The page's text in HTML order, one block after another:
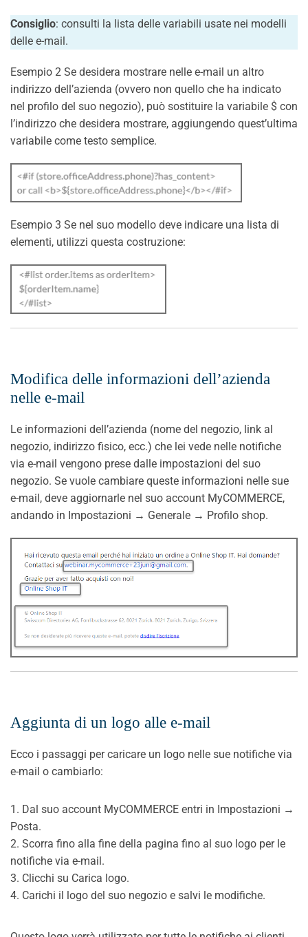
Consiglio: consulti la lista delle variabili usate nei modelli
delle e-mail.
Esempio 2 Se desidera mostrare nelle e-mail un altro
indirizzo dell’azienda (ovvero non quello che ha indicato
nel profilo del suo negozio), può sostituire la variabile $ con
l’indirizzo che desidera mostrare, aggiungendo quest’ultima
variabile come testo semplice.
Esempio 3 Se nel suo modello deve indicare una lista di
elementi, utilizzi questa costruzione:
Modifica delle informazioni dell’azienda
nelle e-mail
Le informazioni dell’azienda (nome del negozio, link al
negozio, indirizzo fisico, ecc.) che lei vede nelle notifiche
via e-mail vengono prese dalle impostazioni del suo
negozio. Se vuole cambiare queste informazioni nelle sue
e-mail, deve aggiornarle nel suo account MyCOMMERCE,
andando in Impostazioni → Generale → Profilo shop.
Aggiunta di un logo alle e-mail
Ecco i passaggi per caricare un logo nelle sue notifiche via
e-mail o cambiarlo:
1. Dal suo account MyCOMMERCE entri in Impostazioni →
Posta.
2. Scorra fino alla fine della pagina fino al suo logo per le
notifiche via e-mail.
3. Clicchi su Carica logo.
4. Carichi il logo del suo negozio e salvi le modifiche.